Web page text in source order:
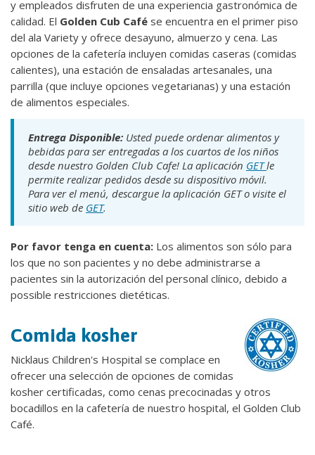
y empleados disfruten de una experiencia gastronómica de
calidad. El Golden Cub Café se encuentra en el primer piso
del ala Variety y ofrece desayuno, almuerzo y cena. Las
opciones de la cafetería incluyen comidas caseras (comidas
calientes), una estación de ensaladas artesanales, una
parrilla (que incluye opciones vegetarianas) y una estación
de alimentos especiales.
Entrega Disponible: Usted puede ordenar alimentos y
bebidas para ser entregadas a los cuartos de los niños
desde nuestro Golden Club Cafe! La aplicación GETle
permite realizar pedidos desde su dispositivo móvil.
Para ver el menú, descargue la aplicación GET o visite el
sitio web de GET.
Por favor tenga en cuenta: Los alimentos son sólo para
los que no son pacientes y no debe administrarse a
pacientes sin la autorización del personal clínico, debido a
possible restricciones dietéticas.
Comida kosher
Nicklaus Children's Hospital se complace en
ofrecer una selección de opciones de comidas
kosher certificadas, como cenas precocinadas y otros
bocadillos en la cafetería de nuestro hospital, el Golden Club
Café.